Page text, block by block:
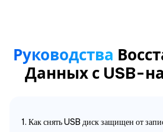
Руководства
Данных с USB-
1. Как снять USB диск защищен от